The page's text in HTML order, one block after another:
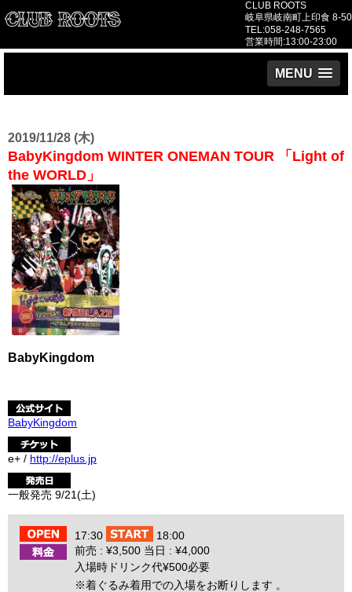
CLUB ROOTS
岐阜県岐南町上印食 8-50
TEL:058-248-7565
営業時間:13:00-23:00
MENU
2019/11/28 (木)
BabyKingdom WINTER ONEMAN TOUR 「Light of
the WORLD」
BabyKingdom
BabyKingdom
e+ / http://eplus.jp
一般発売 9/21(土)
17:30
18:00
前売 : ¥3,500 当日 : ¥4,000
入場時ドリンク代¥500必要
※着ぐるみ着用での入場をお断りします 。